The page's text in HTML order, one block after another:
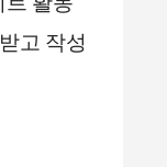
고 작성